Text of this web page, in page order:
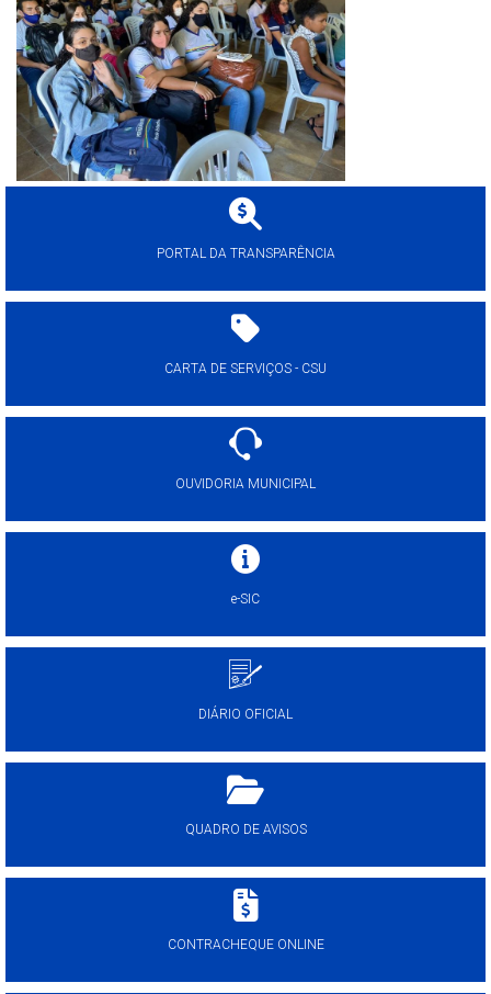
PORTAL DA TRANSPARÊNCIA
CARTA DE SERVIÇOS - CSU
OUVIDORIA MUNICIPAL
e-SIC
DIÁRIO OFICIAL
QUADRO DE AVISOS
CONTRACHEQUE ONLINE